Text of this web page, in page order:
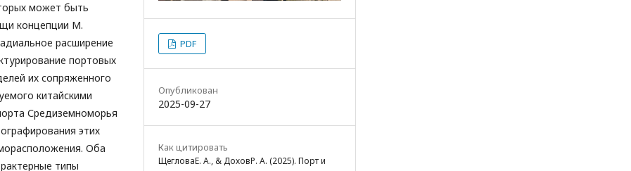
может быть
концепции М.
расширение
портовых
их сопряженного
китайскими
Средиземноморья
этих
Оба
типы
PDF
Опубликован
2025-09-27
Как цитировать
ЩегловаЕ. А., & ДоховР. А. (2025). Порт и